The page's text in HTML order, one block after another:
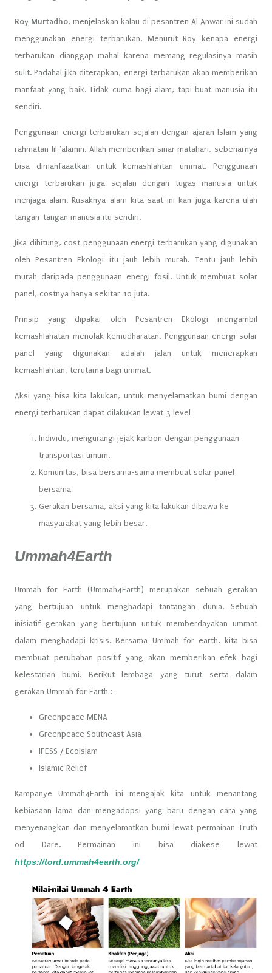
Roy Murtadho, menjelaskan kalau di pesantren Al Anwar ini sudah
menggunakan energi terbarukan. Menurut Roy kenapa energi
terbarukan dianggap mahal karena memang regulasinya masih
sulit. Padahal jika diterapkan, energi terbarukan akan memberikan
manfaat yang baik. Tidak cuma bagi alam, tapi buat manusia itu
sendiri.
Penggunaan energi terbarukan sejalan dengan ajaran Islam yang
rahmatan lil 'alamin. Allah memberikan sinar matahari, sebenarnya
bisa dimanfaaatkan untuk kemashlahtan ummat. Penggunaan
energi terbarukan juga sejalan dengan tugas manusia untuk
menjaga alam. Rusaknya alam kita saat ini kan juga karena ulah
tangan-tangan manusia itu sendiri.
Jika dihitung, cost penggunaan energi terbarukan yang digunakan
oleh Pesantren Ekologi itu jauh lebih murah. Tentu jauh lebih
murah daripada penggunaan energi fosil. Untuk membuat solar
panel, costnya hanya sekitar 10 juta.
Prinsip yang dipakai oleh Pesantren Ekologi mengambil
kemashlahatan menolak kemudharatan. Penggunaan energi solar
panel yang digunakan adalah jalan untuk menerapkan
kemashlahtan, terutama bagi ummat.
Aksi yang bisa kita lakukan, untuk menyelamatkan bumi dengan
energi terbarukan dapat dilakukan lewat 3 level
Individu, mengurangi jejak karbon dengan penggunaan
transportasi umum.
Komunitas, bisa bersama-sama membuat solar panel
bersama
Gerakan bersama, aksi yang kita lakukan dibawa ke
masyarakat yang lebih besar.
Ummah4Earth
Ummah for Earth (Ummah4Earth) merupakan sebuah gerakan
yang bertujuan untuk menghadapi tantangan dunia. Sebuah
inisiatif gerakan yang bertujuan untuk memberdayakan ummat
dalam menghadapi krisis. Bersama Ummah for earth, kita bisa
membuat perubahan positif yang akan memberikan efek bagi
kelestarian bumi. Berikut lembaga yang turut serta dalam
gerakan Ummah for Earth :
Greenpeace MENA
Greenpeace Southeast Asia
IFESS / EcoIslam
Islamic Relief
Kampanye Ummah4Earth ini mengajak kita untuk menantang
kebiasaan lama dan mengadopsi yang baru dengan cara yang
menyenangkan dan menyelamatkan bumi lewat permainan Truth
od Dare. Permainan ini bisa diakese lewat
https://tord.ummah4earth.org/